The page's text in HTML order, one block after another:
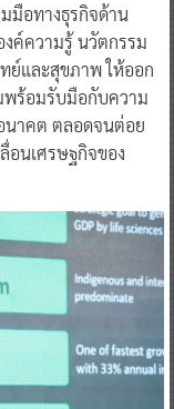
มือทางธุรกิจด้าน
งค์ความรู้ นวัตกรรม
ย์และสุขภาพ ให้ออก
พร้อมรับมือกับความ
นาคต ตลอดจนต่อย
อนเศรษฐกิจของ